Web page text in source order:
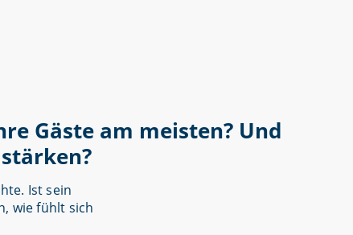
Gäste am meisten? Und
Ist sein
wie fühlt sich